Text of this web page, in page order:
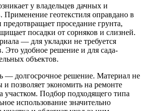
у владельцев дачных и
Применение геотекстиля оправдано в
проседание грунта,
посадки от сорняков и слизней.
— для укладки не требуется
Это удобное решение и для сада-
объектов.
— долгосрочное решение. Материал не
и позволяет экономить на ремонте
участком. Подбор подходящего типа
использование значительно